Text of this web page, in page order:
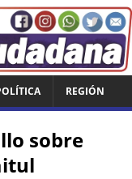
REGIÓN
sobre